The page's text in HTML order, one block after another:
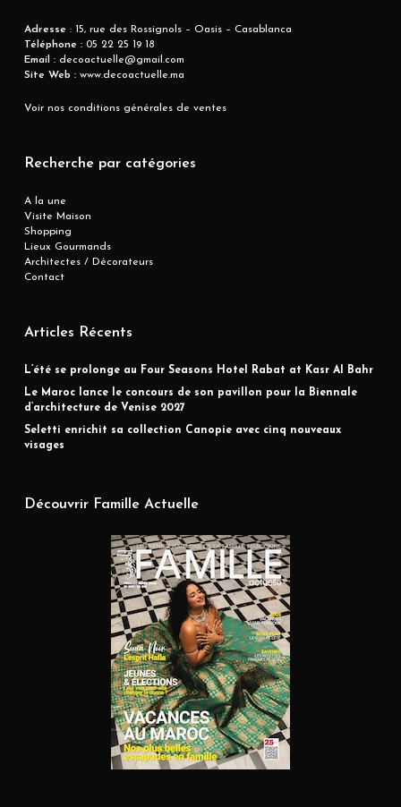
Adresse : 15, rue des Rossignols – Oasis – Casablanca
Téléphone :05 22 25 19 18
Email :decoactuelle@gmail.com
Site Web :www.decoactuelle.ma
Voir nos conditions générales de ventes
Recherche par catégories
A la une
Visite Maison
Shopping
Lieux Gourmands
Architectes / Décorateurs
Contact
Articles Récents
L’été se prolonge au Four Seasons Hotel Rabat at Kasr Al Bahr
Le Maroc lance le concours de son pavillon pour la Biennale
d’architecture de Venise 2027
Seletti enrichit sa collection Canopie avec cinq nouveaux
visages
Découvrir Famille Actuelle